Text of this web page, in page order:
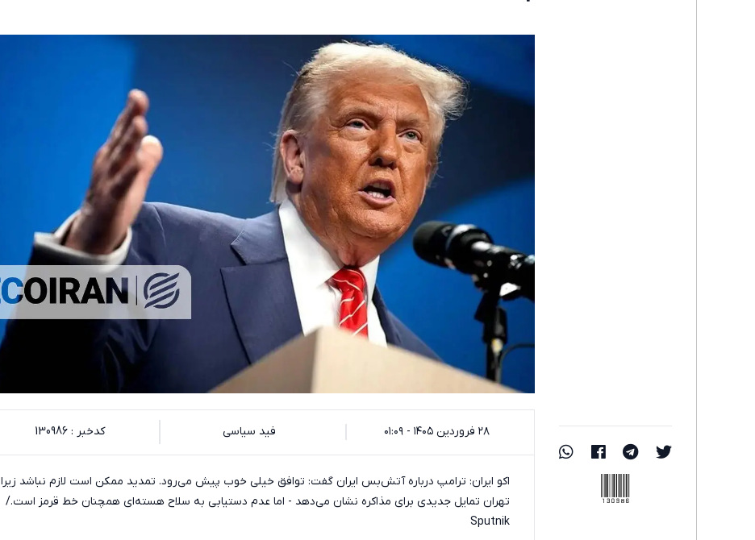
۲۸ فروردین ۱۴۰۵ - ۰۱:۰۹ فید سیاسی کدخبر : 130986
اکو ایران: ترامپ درباره آتش‌بس ایران گفت: توافق خیلی خوب پیش می‌رود. تمدید ممکن است لازم نباشد زیرا
تهران تمایل جدیدی برای مذاکره نشان می‌دهد - اما عدم دستیابی به سلاح هسته‌ای همچنان خط قرمز است./
Sputnik